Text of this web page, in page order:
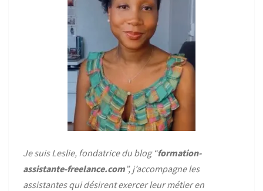
Je suis Leslie, fondatrice du blog “formation-
assistante-freelance.com”, j’accompagne les
assistantes qui désirent exercer leur métier en